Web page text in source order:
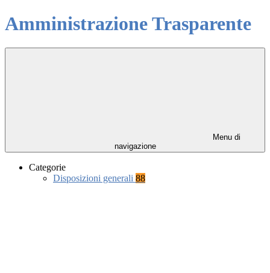
Amministrazione Trasparente
Menu di
navigazione
Categorie
Disposizioni generali 88